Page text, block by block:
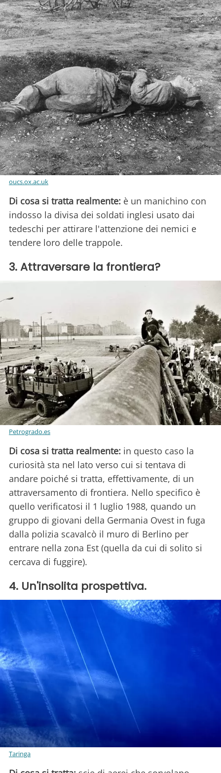
oucs.ox.ac.uk
Di cosa si tratta realmente: è un manichino con
indosso la divisa dei soldati inglesi usato dai
tedeschi per attirare l'attenzione dei nemici e
tendere loro delle trappole.
3. Attraversare la frontiera?
Petrogrado.es
Di cosa si tratta realmente: in questo caso la
curiosità sta nel lato verso cui si tentava di
andare poiché si tratta, effettivamente, di un
attraversamento di frontiera. Nello specifico è
quello verificatosi il 1 luglio 1988, quando un
gruppo di giovani della Germania Ovest in fuga
dalla polizia scavalcò il muro di Berlino per
entrare nella zona Est (quella da cui di solito si
cercava di fuggire).
4. Un'insolita prospettiva.
Taringa